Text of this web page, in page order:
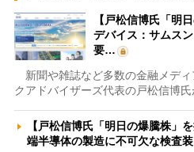
【戸松信博氏「明
デバイス：サムス
要…
新聞や雑誌など多数の金融メデ
クアドバイザーズ代表の戸松信博氏
【戸松信博氏「明日の爆騰株」
端半導体の製造に不可欠な検査